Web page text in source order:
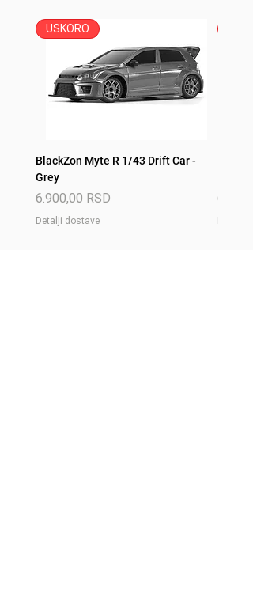
USKORO
BlackZon Myte R 1/43 Drift Car -
Grey
Price
6.900,00 RSD
Detalji dostave
Price